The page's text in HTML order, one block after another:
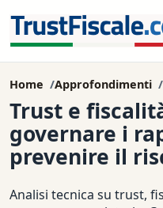
Home Approfondimenti
Trust e
governare i
prevenire il
Analisi tecnica su trust,